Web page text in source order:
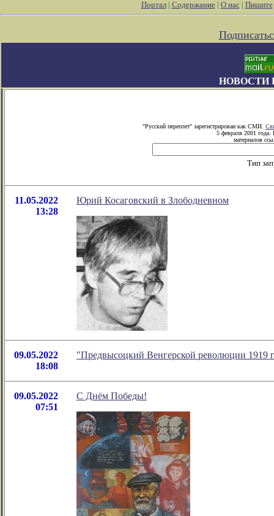
Портал| Содержание| О нас| Пишите
НОВОСТИ
"Русский переплет" зарегистрирован как СМИ.
5 февраля 2001 года.
материалов
Тип
11.05.2022
13:28
Юрий Косаговский в Злободневном
09.05.2022
18:08
"Предвысоцкий Венгерской революции 1919
09.05.2022
07:51
С Днём Победы!